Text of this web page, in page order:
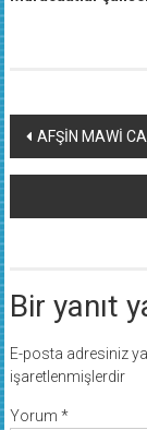
Yazı
dolaşımı
AFŞİN MAWİ
Bir yanıt
E-posta adresiniz
işaretlenmişlerdir
Yorum *